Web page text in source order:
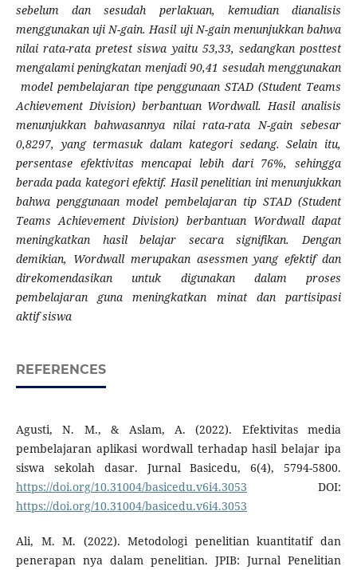
sebelum dan sesudah perlakuan, kemudian dianalisis
menggunakan uji N-gain. Hasil uji N-gain menunjukkan bahwa
nilai rata-rata pretest siswa yaitu 53,33, sedangkan posttest
mengalami peningkatan menjadi 90,41 sesudah menggunakan
model pembelajaran tipe penggunaan STAD (Student Teams
Achievement Division) berbantuan Wordwall. Hasil analisis
menunjukkan bahwasannya nilai rata-rata N-gain sebesar
0,8297, yang termasuk dalam kategori sedang. Selain itu,
persentase efektivitas mencapai lebih dari 76%, sehingga
berada pada kategori efektif. Hasil penelitian ini menunjukkan
bahwa penggunaan model pembelajaran tip STAD (Student
Teams Achievement Division) berbantuan Wordwall dapat
meningkatkan hasil belajar secara signifikan. Dengan
demikian, Wordwall merupakan asessmen yang efektif dan
direkomendasikan untuk digunakan dalam proses
pembelajaran guna meningkatkan minat dan partisipasi
aktif siswa
REFERENCES
Agusti, N. M., & Aslam, A. (2022). Efektivitas media
pembelajaran aplikasi wordwall terhadap hasil belajar ipa
siswa sekolah dasar. Jurnal Basicedu, 6(4), 5794-5800.
https://doi.org/10.31004/basicedu.v6i4.3053 DOI:
https://doi.org/10.31004/basicedu.v6i4.3053
Ali, M. M. (2022). Metodologi penelitian kuantitatif dan
penerapan nya dalam penelitian. JPIB: Jurnal Penelitian